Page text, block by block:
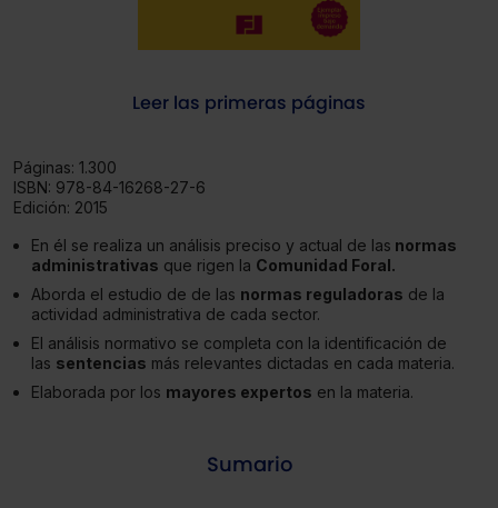
Leer las primeras páginas
Páginas: 1.300
ISBN: 978-84-16268-27-6
Edición: 2015
En él se realiza un análisis preciso y actual de las normas
administrativas que rigen la Comunidad Foral.
Aborda el estudio de de las normas reguladoras de la
actividad administrativa de cada sector.
El análisis normativo se completa con la identificación de
las sentencias más relevantes dictadas en cada materia.
Elaborada por los mayores expertos en la materia.
Sumario